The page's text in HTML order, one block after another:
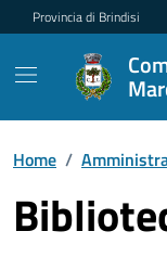
Provincia di Brindisi
Home /